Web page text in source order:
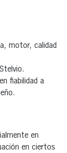
motor, calidad
fiabilidad a
en
en ciertos